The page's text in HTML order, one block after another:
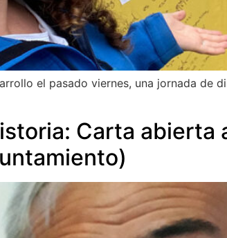
el pasado viernes, una jornada de
Carta abierta